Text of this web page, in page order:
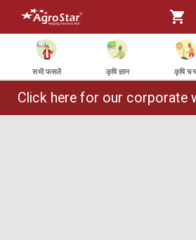
सभी फसलें कृषि ज्ञान कृषि
Click here for our corporate